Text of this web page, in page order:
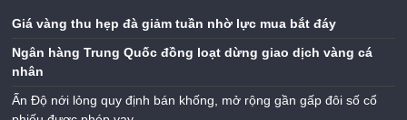
Giá vàng thu hẹp đà giảm tuần nhờ lực mua bắt đáy
Ngân hàng Trung Quốc đồng loạt dừng giao dịch vàng cá
nhân
Ấn Độ nới lỏng quy định bán khống, mở rộng gần gấp đôi số cổ